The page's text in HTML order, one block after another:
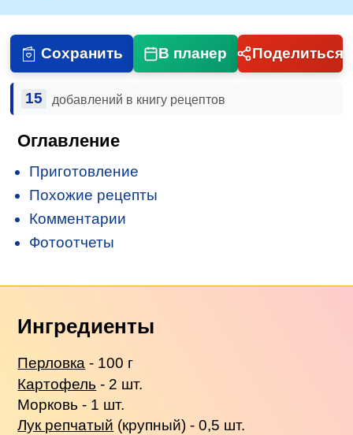
Сохранить В планер Поделиться
15 добавлений в книгу рецептов
Оглавление
Приготовление
Похожие рецепты
Комментарии
Фотоотчеты
Ингредиенты
Перловка - 100 г
Картофель - 2 шт.
Морковь - 1 шт.
Лук репчатый (крупный) - 0,5 шт.